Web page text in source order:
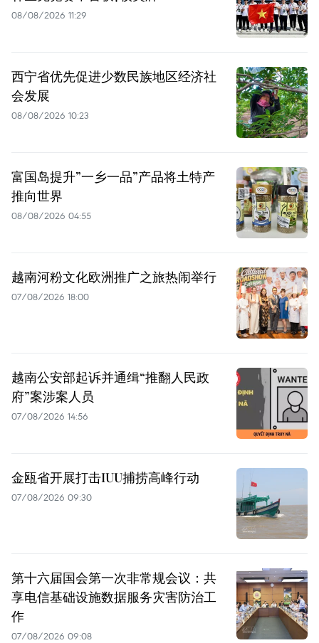
08/08/2026 11:29
西宁省优先促进少数民族地区经济社
会发展
08/08/2026 10:23
富国岛提升”一乡一品”产品将土特产
推向世界
08/08/2026 04:55
越南河粉文化欧洲推广之旅热闹举行
07/08/2026 18:00
越南公安部起诉并通缉“推翻人民政
府”案涉案人员
07/08/2026 14:56
金瓯省开展打击IUU捕捞高峰行动
07/08/2026 09:30
第十六届国会第一次非常规会议：共
享电信基础设施数据服务灾害防治工
作
07/08/2026 09:08